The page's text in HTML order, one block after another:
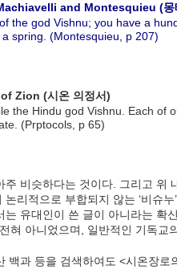
and Montesquieu (몽
the god Vishnu; you have a
spring. (Montesquieu, p 207)
Zion (시온 의정서)
the Hindu god Vishnu. Each of
(Prptocols, p 65)
주 비슷하다는 것이다. 그리고 위
리적으로 부합되지 않는 ‘비슈
는 유대인이 쓴 글이 아니라는 확
혀 아니었으며, 일반적인 기독교
백과 등을 검색하여도 <시온장